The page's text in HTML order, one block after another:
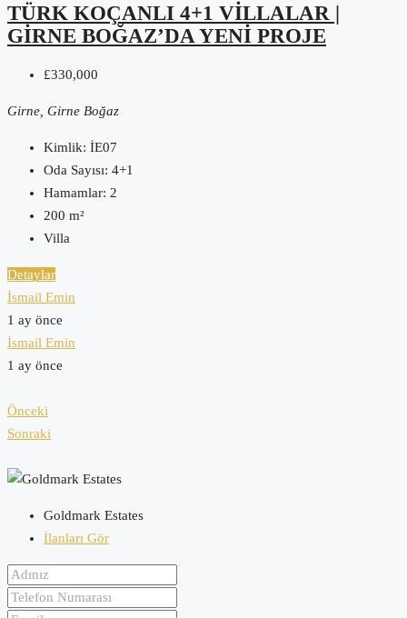
TÜRK KOÇANLI 4+1 VILLALAR |
GIRNE BOĞAZ’DA YENI PROJE
£330,000
Girne, Girne Boğaz
Kimlik: İE07
Oda Sayısı: 4+1
Hamamlar: 2
200 m²
Villa
Detaylar
İsmail Emin
1 ay önce
İsmail Emin
1 ay önce
Önceki
Sonraki
Goldmark Estates
İlanları Gör